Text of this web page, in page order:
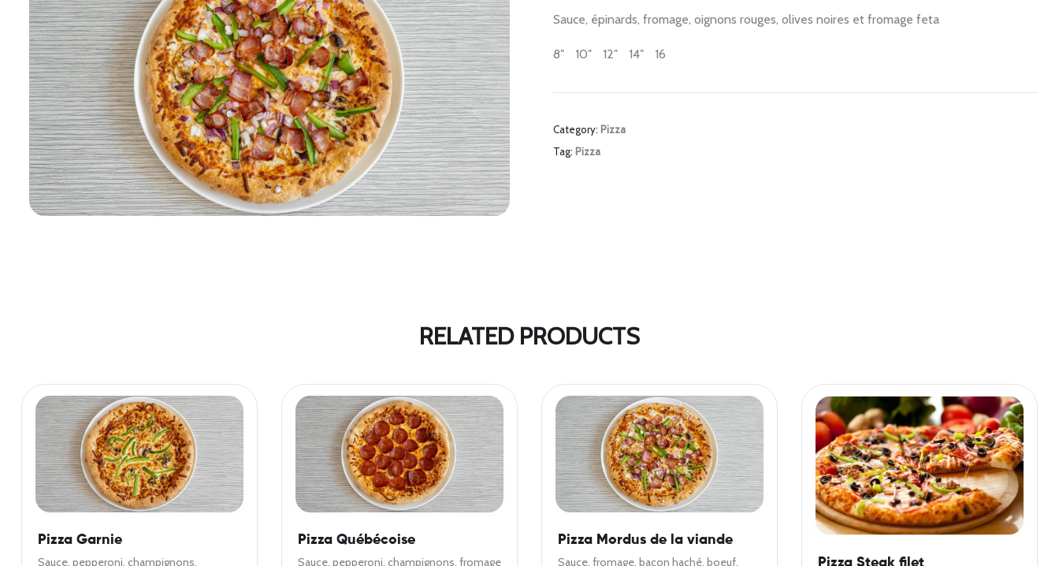
Sauce, épinards, fromage, oignons rouges, olives noires et fromage feta
8″ 10″ 12″ 14″ 16
Category: Pizza
Tag: Pizza
RELATED PRODUCTS
Pizza Garnie
Sauce, pepperoni, champignons,
Pizza Québécoise
Sauce, pepperoni, champignons, fromage
Pizza Mordus de la viande
Sauce, fromage, bacon haché, boeuf,
Pizza Steak filet